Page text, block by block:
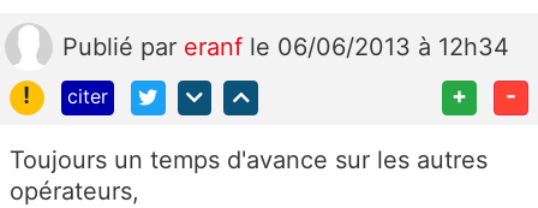
Publié par eranf le 06/06/2013 à 12h34
!
citer + -
Toujours un temps d'avance sur les autres
opérateurs,